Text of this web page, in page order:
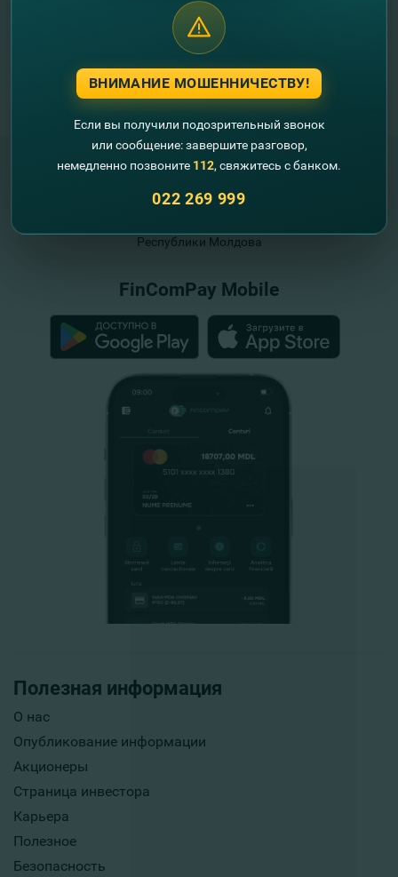
Полезная информация
О нас
Опубликование информации
Акционеры
Страница инвестора
Карьера
Полезное
Безопасность
Республики Молдова
FinComPay Mobile
ВНИМАНИЕ МОШЕННИЧЕСТВУ!
Если вы получили подозрительный звонок
или сообщение: завершите разговор,
немедленно позвоните 112, свяжитесь с банком.
022 269 999